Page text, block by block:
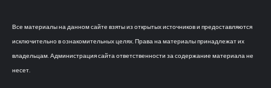
Все материалы на данном сайте взяты из открытых источников и предоставляются
исключительно в ознакомительных целях. Права на материалы принадлежат их
владельцам. Администрация сайта ответственности за содержание материала не
несет.